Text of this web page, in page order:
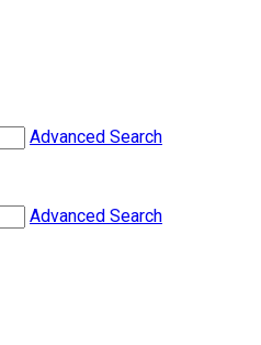
Advanced Search
Advanced Search